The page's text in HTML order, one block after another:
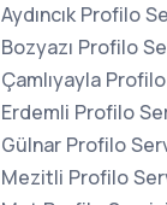
Aydıncık Profilo
Bozyazı Profilo
Çamlıyayla
Erdemli Profilo
Gülnar Profilo
Mezitli Profilo